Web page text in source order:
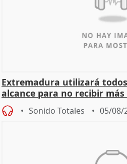
Extremadura utilizará
alcance para no recibir
Sonido Totales 05/08/